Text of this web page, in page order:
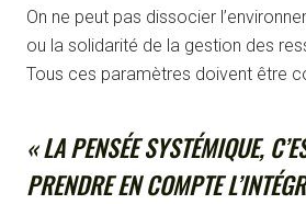
On ne peut pas dissocier
ou la solidarité de la gestion des
Tous ces paramètres doivent être
« LA PENSÉE SYSTÉMIQUE,
PRENDRE EN COMPTE